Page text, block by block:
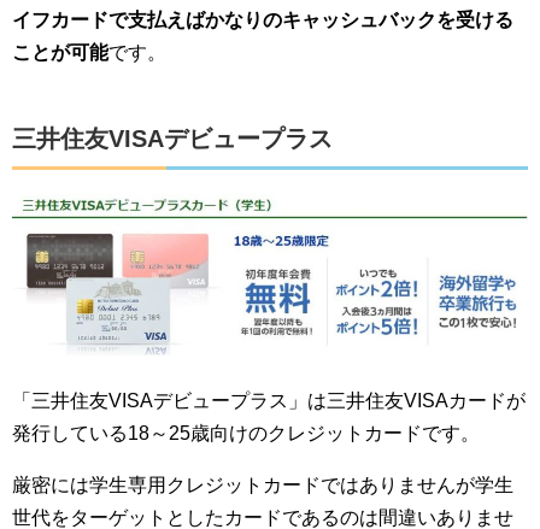
イフカードで支払えばかなりのキャッシュバックを受ける
ことが可能です。
三井住友VISAデビュープラス
「三井住友VISAデビュープラス」は三井住友VISAカードが
発行している18～25歳向けのクレジットカードです。
厳密には学生専用クレジットカードではありませんが学生
世代をターゲットとしたカードであるのは間違いありませ